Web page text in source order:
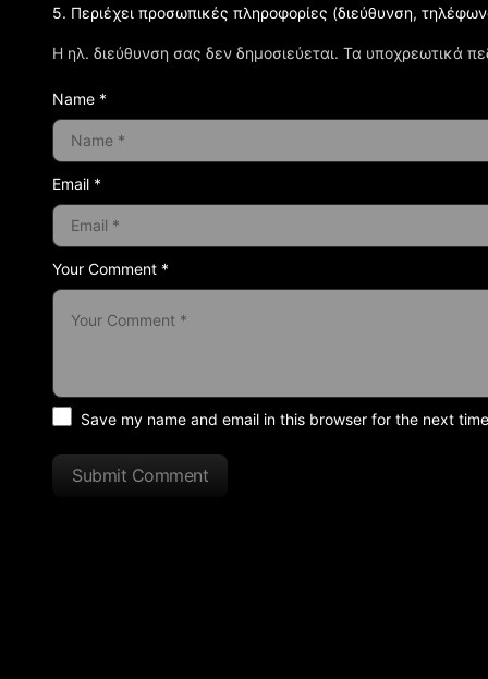
Η ηλ. διεύθυνση σας δεν δημοσιεύεται. Τα υποχρεωτικά
Your Comment *
5. Περιέχει προσωπικές πληροφορίες (διεύθυνση,
Name *
Email *
Save my name and email in this browser for the next
Submit Comment